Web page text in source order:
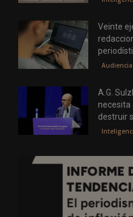
Veinte
Audiencia
A.G.
necesita
destruir